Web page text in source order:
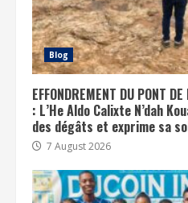
Blog
EFFONDREMENT DU PONT
: L’He Aldo Calixte N’dah
des dégâts et exprime sa
7 August 2026